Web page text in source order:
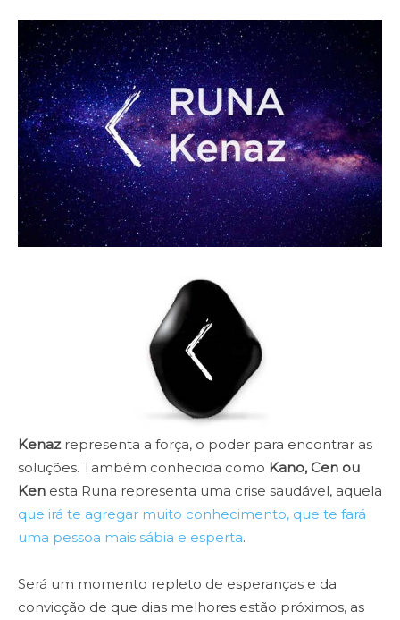
Kenazrepresenta a força, o poder para encontrar as
soluções. Também conhecida como Kano, Cen ou
Ken esta Runa representa uma crise saudável, aquela
que irá te agregar muito conhecimento, que te fará
uma pessoa mais sábia e esperta.
Será um momento repleto de esperanças e da
convicção de que dias melhores estão próximos, as